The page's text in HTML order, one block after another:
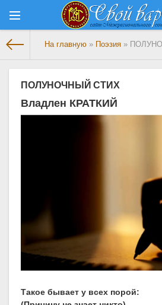
На главную » Поэзия »
ПОЛУНОЧНЫЙ СТИХ
Владлен КРАТКИЙ
Такое бывает у всех порой: